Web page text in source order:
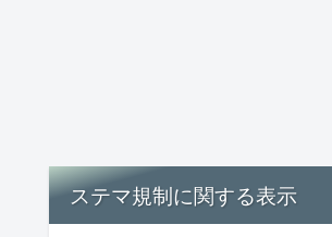
ステマ規制に関する表示